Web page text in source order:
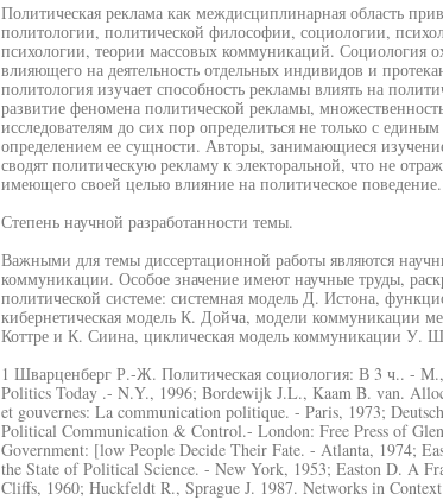
Политическая реклама как междисциплинарная область
политологии, политической философии, социологии,
психологии, теории массовых коммуникаций. Социология
влияющего на деятельность отдельных индивидов и
политология изучает способность рекламы влиять на
развитие феномена политической рекламы,
исследователям до сих пор определиться не только с
определением ее сущности. Авторы, занимающиеся
сводят политическую рекламу к электоральной, что не
имеющего своей целью влияние на политическое поведение.
Степень научной разработанности темы.
Важными для темы диссертационной работы являются
коммуникации. Особое значение имеют научные труды,
политической системе: системная модель Д. Истона,
кибернетическая модель К. Дойча, модели коммуникации
Коттре и К. Сиина, циклическая модель коммуникации У.
1 Шварценберг Р.-Ж. Политическая социология: В 3 ч.. -
Politics Today .- N.Y., 1996; Bordewijk J.L., Kaam B. van.
et gouvernes: La communication politique. - Paris, 1973;
Political Communication & Control.- London: Free Press of
Government: [low People Decide Their Fate. - Atlanta, 1974;
the State of Political Science. - New York, 1953; Easton D. A
Cliffs, 1960; Huckfeldt R., Sprague J. 1987. Networks in